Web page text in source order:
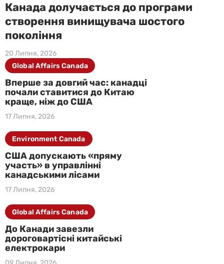
Канада долучається до програми
створення винищувача шостого
покоління
20 Липня, 2026
Вперше за довгий час: канадці
почали ставитися до Китаю
краще, ніж до США
17 Липня, 2026
Global Affairs Canada
США допускають «пряму
участь» в управлінні
канадськими лісами
17 Липня, 2026
Environment Canada
До Канади завезли
дороговартісні китайські
електрокари
Global Affairs Canada